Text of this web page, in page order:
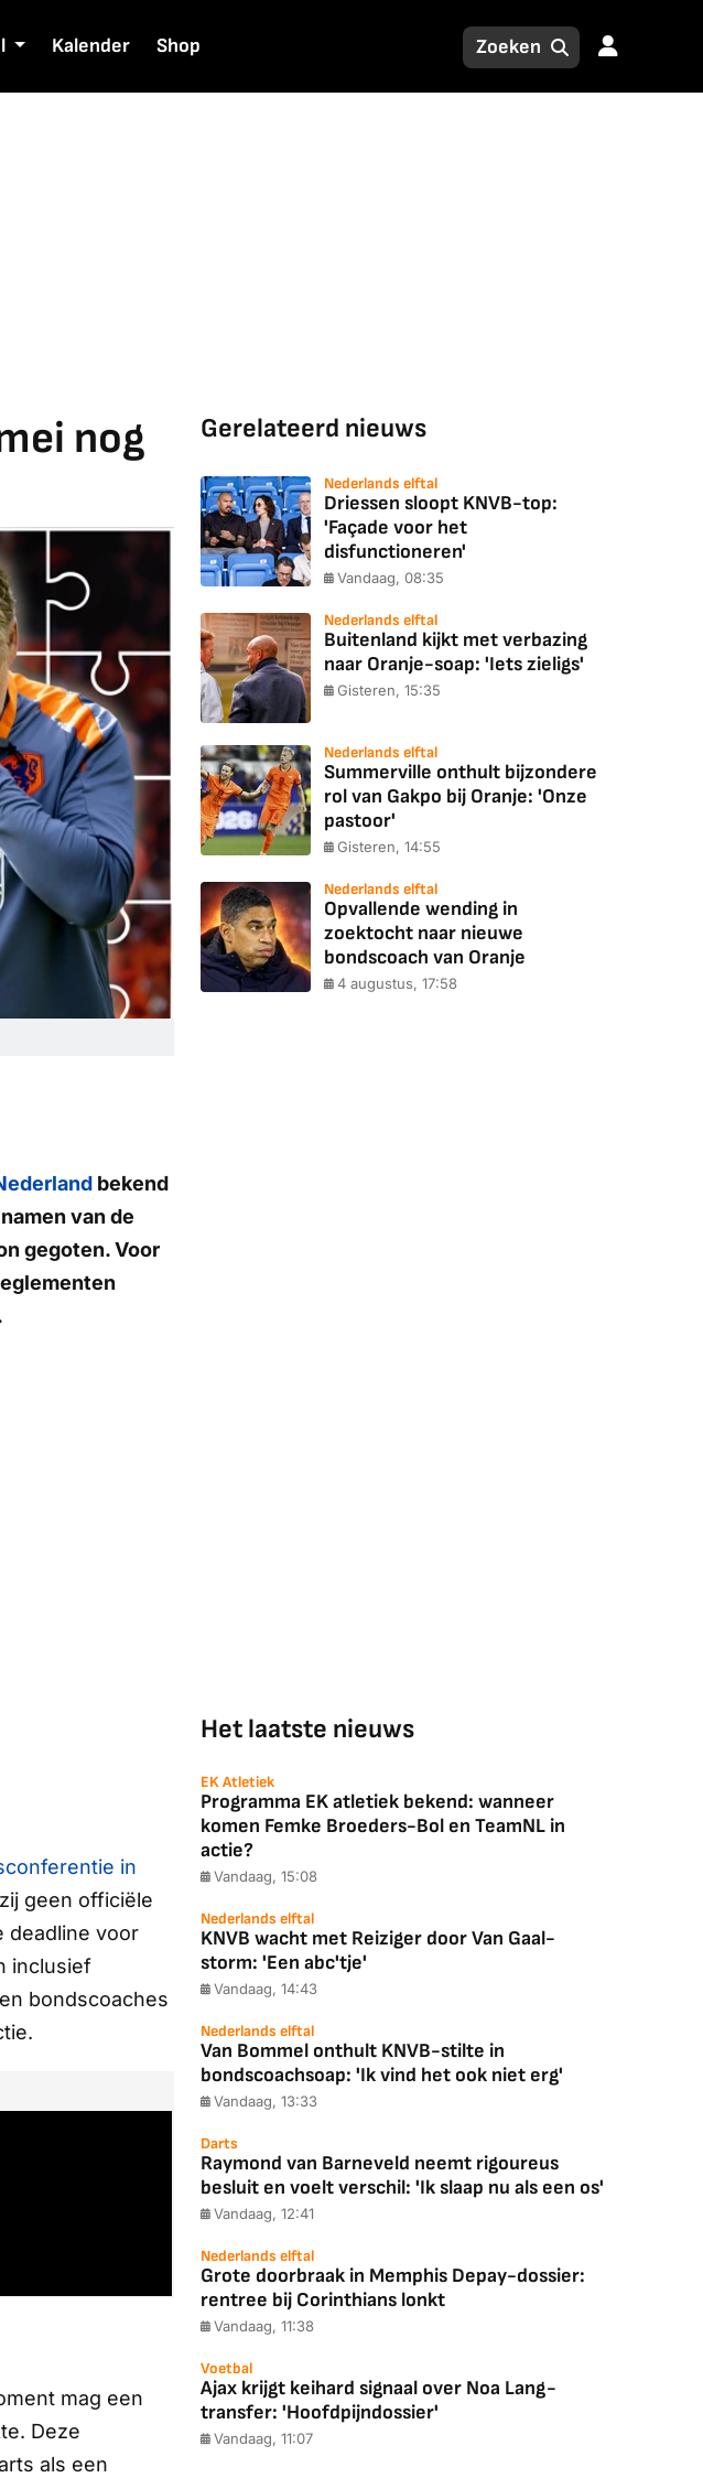
Kalender Shop
nog
bekend
van de
gegoten. Voor
in
geen officiële
deadline voor
inclusief
bondscoaches
mag een
Deze
als een
Gerelateerd nieuws
Nederlands elftal
Driessen sloopt KNVB-top:
'Façade voor het
disfunctioneren'
Vandaag, 08:35
Nederlands elftal
Buitenland kijkt met verbazing
naar Oranje-soap: 'Iets zieligs'
Gisteren, 15:35
Nederlands elftal
Summerville onthult bijzondere
rol van Gakpo bij Oranje: 'Onze
pastoor'
Gisteren, 14:55
Nederlands elftal
Opvallende wending in
zoektocht naar nieuwe
bondscoach van Oranje
4 augustus, 17:58
Het laatste nieuws
EK Atletiek
Programma EK atletiek bekend: wanneer
komen Femke Broeders-Bol en TeamNL in
actie?
Vandaag, 15:08
Nederlands elftal
KNVB wacht met Reiziger door Van Gaal-
storm: 'Een abc'tje'
Vandaag, 14:43
Nederlands elftal
Van Bommel onthult KNVB-stilte in
bondscoachsoap: 'Ik vind het ook niet erg'
Vandaag, 13:33
Darts
Raymond van Barneveld neemt rigoureus
besluit en voelt verschil: 'Ik slaap nu als een os'
Vandaag, 12:41
Nederlands elftal
Grote doorbraak in Memphis Depay-dossier:
rentree bij Corinthians lonkt
Vandaag, 11:38
Voetbal
Ajax krijgt keihard signaal over Noa Lang-
transfer: 'Hoofdpijndossier'
Vandaag, 11:07